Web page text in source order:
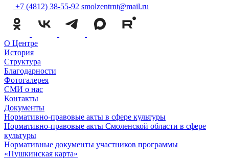
+7 (4812) 38-55-92 smolzentrnt@mail.ru
О Центре
История
Структура
Благодарности
Фотогалерея
СМИ о нас
Контакты
Документы
Нормативно-правовые акты в сфере культуры
Нормативно-правовые акты Смоленской области в сфере
культуры
Нормативные документы участников программы
«Пушкинская карта»